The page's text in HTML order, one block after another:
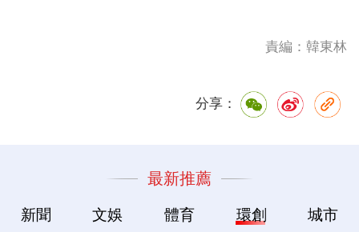
責編：韓東林
分享：
最新推薦
新聞 文娛 體育 環創 城市